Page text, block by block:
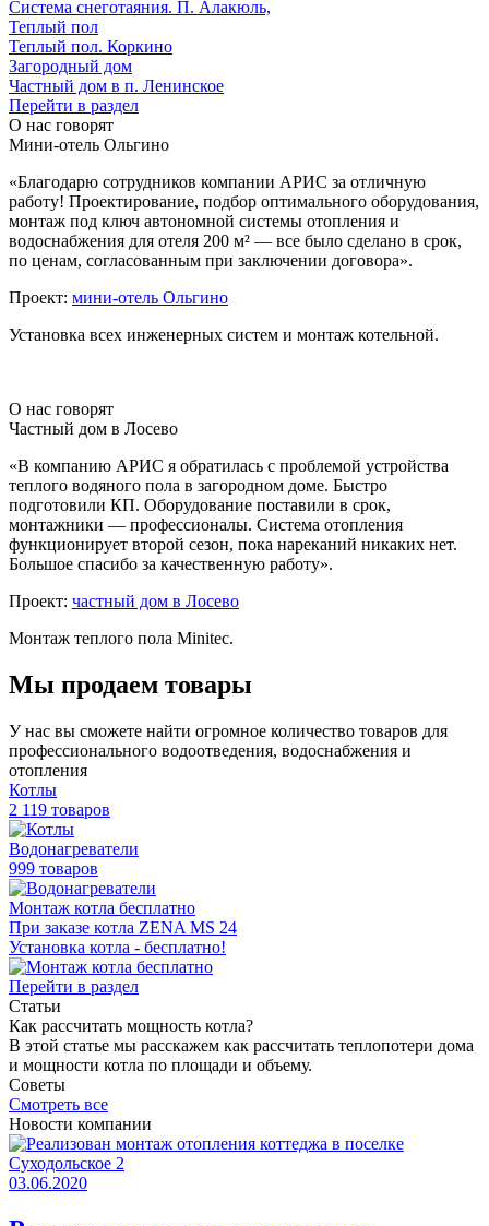
Система снеготаяния. П. Алакюль,
Теплый пол
Теплый пол. Коркино
Загородный дом
Частный дом в п. Ленинское
Перейти в раздел
О нас говорят
Мини-отель Ольгино
«Благодарю сотрудников компании АРИС за отличную
работу! Проектирование, подбор оптимального оборудования,
монтаж под ключ автономной системы отопления и
водоснабжения для отеля 200 м² — все было сделано в срок,
по ценам, согласованным при заключении договора».
Проект: мини-отель Ольгино
Установка всех инженерных систем и монтаж котельной.
О нас говорят
Частный дом в Лосево
«В компанию АРИС я обратилась с проблемой устройства
теплого водяного пола в загородном доме. Быстро
подготовили КП. Оборудование поставили в срок,
монтажники — профессионалы. Система отопления
функционирует второй сезон, пока нареканий никаких нет.
Большое спасибо за качественную работу».
Проект: частный дом в Лосево
Монтаж теплого пола Minitec.
Мы продаем товары
У нас вы сможете найти огромное количество товаров для
профессионального водоотведения, водоснабжения и
отопления
Котлы
2 119 товаров
Водонагреватели
999 товаров
Монтаж котла бесплатно
При заказе котла ZENA MS 24
Установка котла - бесплатно!
Перейти в раздел
Статьи
Как раcсчитать мощность котла?
В этой статье мы расскажем как рассчитать теплопотери дома
и мощности котла по площади и объему.
Советы
Смотреть все
Новости компании
03.06.2020